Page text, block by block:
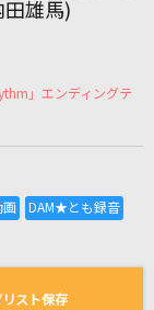
覧
ージョン)
田雄馬)
」エンディングテ
リスト保存